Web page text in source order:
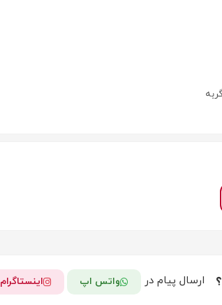
ارسال پیام در واتس اپ اینستاگرام